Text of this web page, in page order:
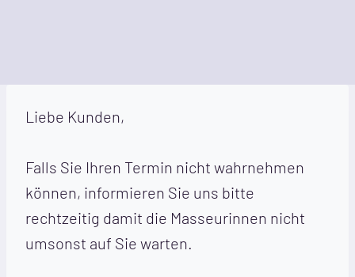
Liebe Kunden,
Falls Sie Ihren Termin nicht wahrnehmen
können, informieren Sie uns bitte
rechtzeitig damit die Masseurinnen nicht
umsonst auf Sie warten.